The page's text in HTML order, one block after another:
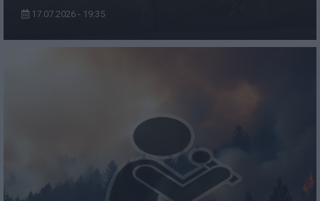
17.07.2026 - 19:35